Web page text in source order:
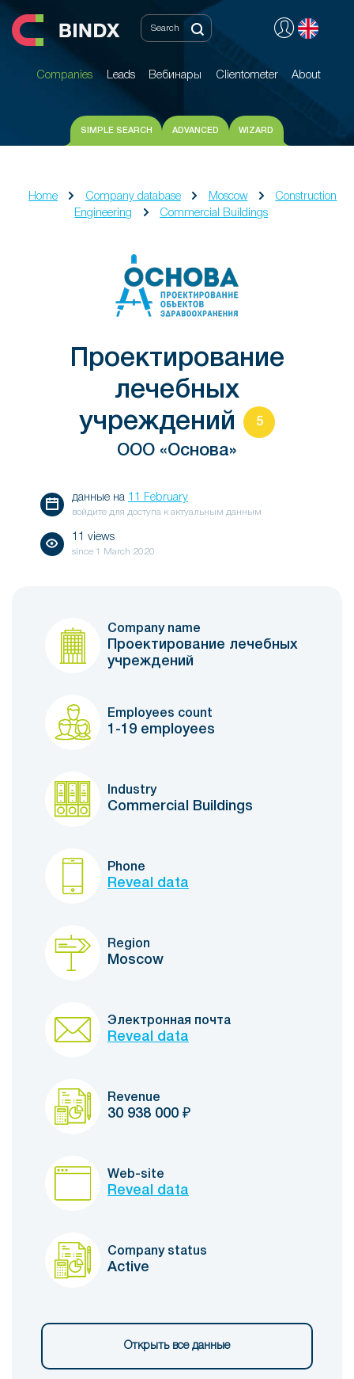
Companies Leads Вебинары Clientometer About
Companies Leads Вебинары Clientometer About
SIMPLE SEARCH ADVANCED WIZARD
Home Company database Moscow
Construction
Engineering
Commercial Buildings
Проектирование
лечебных
учреждений
5
ООО «Основа»
данные на 11 February
войдите для доступа к актуальным данным
11 views
since 1 March 2020
Company name
Проектирование лечебных
учреждений
Employees count
1-19 employees
Industry
Commercial Buildings
Phone
Reveal data
Region
Moscow
Электронная почта
Reveal data
Revenue
30 938 000 ₽
Web-site
Reveal data
Company status
Active
Открыть все данные